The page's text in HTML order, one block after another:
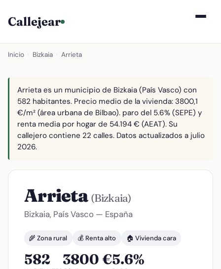
Callejear
Inicio Bizkaia Arrieta
Arrieta es un municipio de Bizkaia (País Vasco) con
582 habitantes. Precio medio de la vivienda: 3800,1
€/m² (área urbana de Bilbao). paro del 5.6% (SEPE) y
renta media por hogar de 54.194 € (AEAT). Su
callejero contiene 22 calles. Datos actualizados a julio
2026.
Arrieta (Bizkaia)
Bizkaia, País Vasco — España
🌾 Zona rural 💰 Renta alto 🏠 Vivienda cara
582 3800 €5.6%